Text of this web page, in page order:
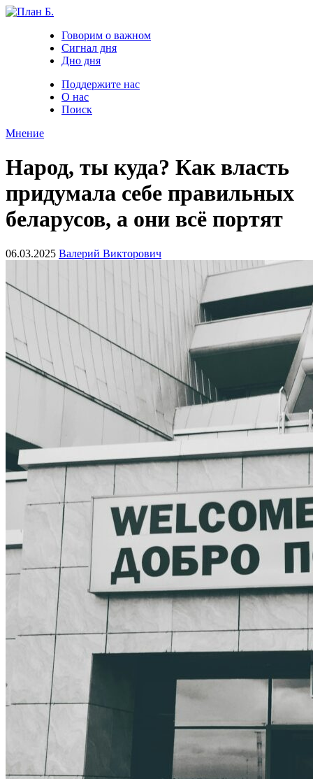
Говорим о важном
Сигнал дня
Дно дня
Поддержите нас
О нас
Поиск
Мнение
Народ, ты куда? Как власть
придумала себе правильных
беларусов, а они всё портят
06.03.2025 Валерий Викторович